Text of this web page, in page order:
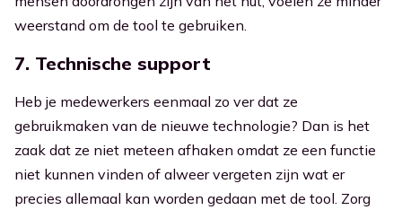
weerstand om de tool te gebruiken.
7. Technische support
Heb je medewerkers eenmaal zo ver dat ze
gebruikmaken van de nieuwe technologie? Dan is het
zaak dat ze niet meteen afhaken omdat ze een functie
niet kunnen vinden of alweer vergeten zijn wat er
precies allemaal kan worden gedaan met de tool. Zorg